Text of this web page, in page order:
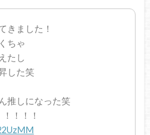
きました！
ちゃ
たし
した笑
推しになった笑
！！！